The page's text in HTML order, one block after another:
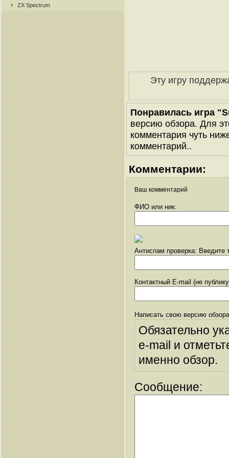
ZX Spectrum
Эту игру
Понравилась игра
версию обзора. Для
комментария чуть
комментарий..
Комментарии:
Ваш комментарий
ФИО или ник:
Антиспам проверка: Введите
Контактный E-mail (не
Написать свою версию
Обязательно
e-mail и
именно обзор.
Сообщение: